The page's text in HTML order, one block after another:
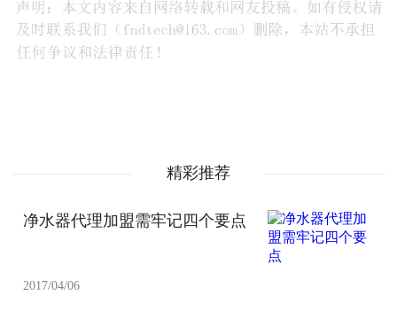
精彩推荐
净水器代理加盟需牢记四个要点
2017/04/06